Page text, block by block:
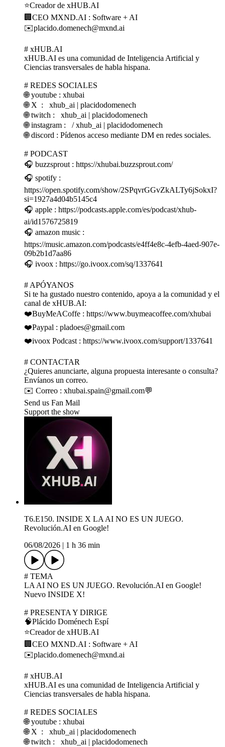
⭐Creador de xHUB.AI
🏢CEO MXND.AI : Software + AI
✉️placido.domenech@mxnd.ai
# xHUB.AI
xHUB.AI es una comunidad de Inteligencia Artificial y
Ciencias transversales de habla hispana.
# REDES SOCIALES
🌐 youtube : xhubai
🌐 X : xhub_ai | placidodomenech
🌐 twitch : xhub_ai | placidodomenech
🌐 instagram : / xhub_ai | placidodomenech
🌐 discord : Pídenos acceso mediante DM en redes sociales.
# PODCAST
🎧 buzzsprout : https://xhubai.buzzsprout.com/
🎧 spotify :
https://open.spotify.com/show/2SPqvrGGvZkALTy6jSokxI?
si=1927a4d04b5145c4
🎧 apple : https://podcasts.apple.com/es/podcast/xhub-
ai/id1576725819
🎧 amazon music :
https://music.amazon.com/podcasts/e4ff4e8c-4efb-4aed-907e-
09b2b1d7aa86
🎧 ivoox : https://go.ivoox.com/sq/1337641
# APÓYANOS
Si te ha gustado nuestro contenido, apoya a la comunidad y el
canal de xHUB.AI:
❤️BuyMeACoffe : https://www.buymeacoffee.com/xhubai
❤️Paypal : pladoes@gmail.com
❤️ivoox Podcast : https://www.ivoox.com/support/1337641
# CONTACTAR
¿Quieres anunciarte, alguna propuesta interesante o consulta?
Envíanos un correo.
✉️ Correo : xhubai.spain@gmail.com💬
Send us Fan Mail
Support the show
T6.E150. INSIDE X LA AI NO ES UN JUEGO.
Revolución.AI en Google!
06/08/2026
1 h 36 min
# TEMA
LA AI NO ES UN JUEGO. Revolución.AI en Google!
Nuevo INSIDE X!
# PRESENTA Y DIRIGE
🧠Plácido Doménech Espí
⭐Creador de xHUB.AI
🏢CEO MXND.AI : Software + AI
✉️placido.domenech@mxnd.ai
# xHUB.AI
xHUB.AI es una comunidad de Inteligencia Artificial y
Ciencias transversales de habla hispana.
# REDES SOCIALES
🌐 youtube : xhubai
🌐 X : xhub_ai | placidodomenech
🌐 twitch : xhub_ai | placidodomenech